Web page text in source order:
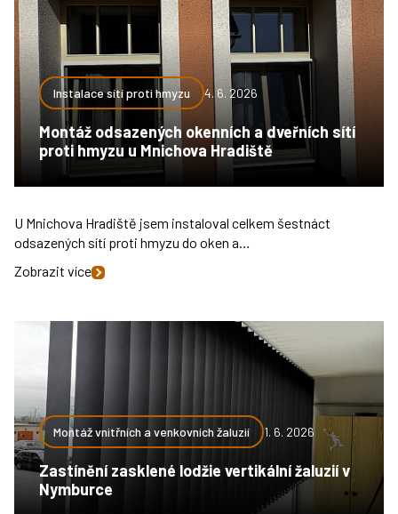
Instalace sítí proti hmyzu 4. 6. 2026
Montáž odsazených okenních a dveřních sítí
proti hmyzu u Mnichova Hradiště
U Mnichova Hradiště jsem instaloval celkem šestnáct
odsazených sítí proti hmyzu do oken a…
Zobrazit více
Montáž vnitřních a venkovních žaluzií 1. 6. 2026
Zastínění zasklené lodžie vertikální žaluzií v
Nymburce